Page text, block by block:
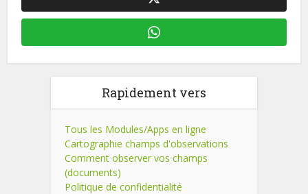
Rapidement vers
Tous les Modules/Apps en ligne
Cartographie champs d'observations
Comment observer vos champs
(documents)
Politique de confidentialité